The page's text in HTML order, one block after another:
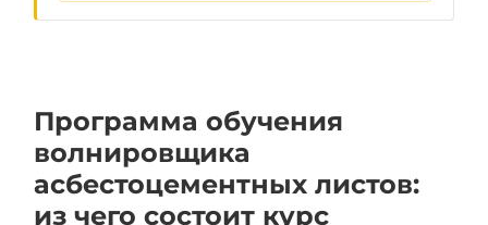
Программа обучения
волнировщика
асбестоцементных листов:
из чего состоит курс